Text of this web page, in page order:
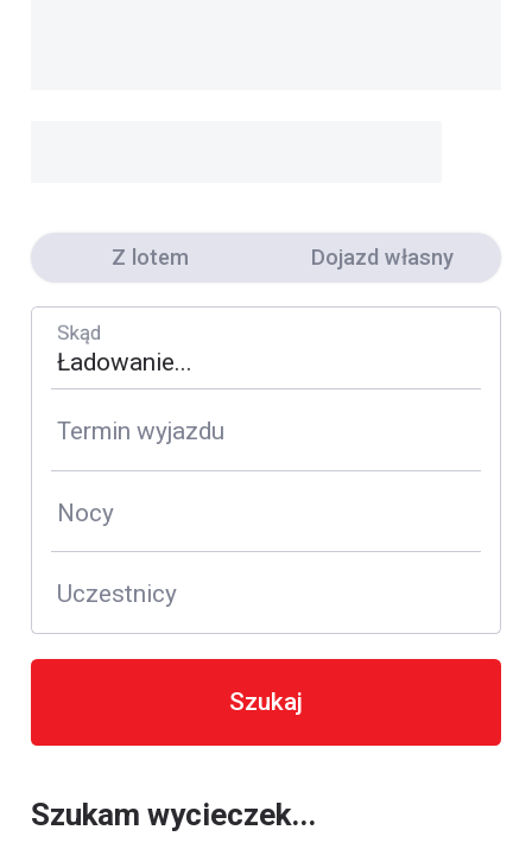
Z lotem Dojazd własny
Skąd
Termin wyjazdu
Nocy
Uczestnicy
Szukaj
Szukam wycieczek...